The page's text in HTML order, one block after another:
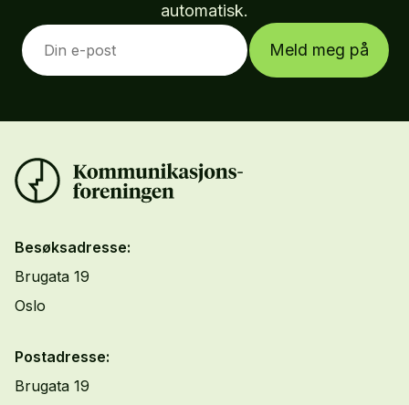
automatisk.
Meld meg på
Besøksadresse:
Brugata 19
Oslo
Postadresse:
Brugata 19